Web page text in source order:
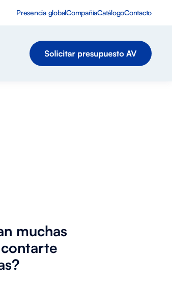
Presencia globalCompañíaCatálogoContacto
muchas